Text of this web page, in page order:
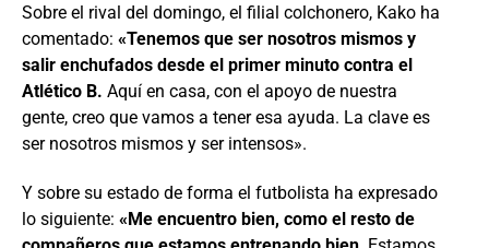
Sobre el rival del domingo, el filial colchonero, Kako ha
comentado: «Tenemos que ser nosotros mismos y
salir enchufados desde el primer minuto contra el
Atlético B. Aquí en casa, con el apoyo de nuestra
gente, creo que vamos a tener esa ayuda. La clave es
ser nosotros mismos y ser intensos».
Y sobre su estado de forma el futbolista ha expresado
lo siguiente: «Me encuentro bien, como el resto de